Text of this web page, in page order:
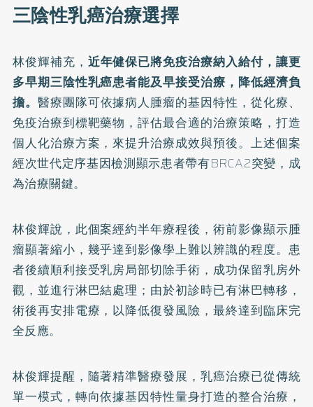
三陰性乳癌治療選擇
林俊輝補充， 近年健保已將免疫治療納入給付，讓更
多早期三陰性乳癌患者能及早接受治療，降低經濟負
擔。 醫療團隊可依據病人腫瘤的基因特性，從化療、
免疫治療到標靶藥物，評估最合適的治療策略，打造
個人化治療方案，來提升治療成效與預後。上述個案
經次世代定序基因檢測顯示患者帶有BRCA2突變，成
為治療關鍵。
林俊輝說，此個案經約半年療程後，術前影像顯示腫
瘤顯著縮小，幾乎達到影像學上難以辨識的程度。患
者後續順利接受乳房局部切除手術，成功保留乳房外
觀，並進行淋巴結處理；由於初診時已有淋巴轉移，
術後再安排電療，以降低復發風險，最終達到臨床完
全反應。
林俊輝提醒，隨著精準醫療發展，乳癌治療已從傳統
單一模式，轉向依據基因特性量身打造的整合治療，